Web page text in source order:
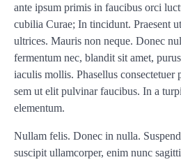
ante ipsum primis in faucibus orci
cubilia Curae; In tincidunt. Praesent
ultrices. Mauris non neque. Donec
fermentum nec, blandit sit amet,
iaculis mollis. Phasellus consectetuer
sem ut elit pulvinar faucibus. In a
elementum.
Nullam felis. Donec in nulla.
suscipit ullamcorper, enim nunc